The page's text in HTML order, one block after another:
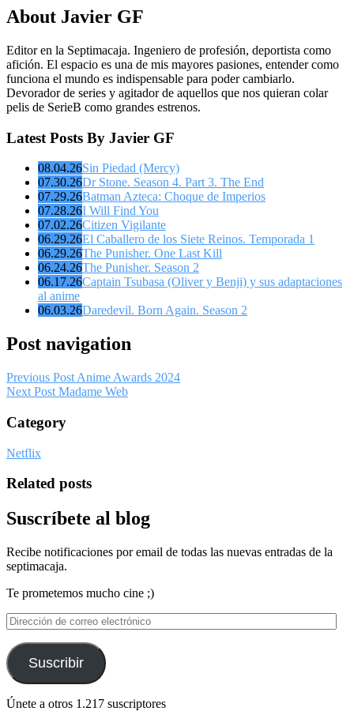
About Javier GF
Editor en la Septimacaja. Ingeniero de profesión, deportista como
afición. El espacio es una de mis mayores pasiones, entender como
funciona el mundo es indispensable para poder cambiarlo.
Devorador de series y agitador de aquellos que nos quieran colar
pelis de SerieB como grandes estrenos.
Latest Posts By Javier GF
08.04.26Sin Piedad (Mercy)
07.30.26Dr Stone. Season 4. Part 3. The End
07.29.26Batman Azteca: Choque de Imperios
07.28.26I Will Find You
07.02.26Citizen Vigilante
06.29.26El Caballero de los Siete Reinos. Temporada 1
06.29.26The Punisher. One Last Kill
06.24.26The Punisher. Season 2
06.17.26Captain Tsubasa (Oliver y Benji) y sus adaptaciones
al anime
06.03.26Daredevil. Born Again. Season 2
Post navigation
Previous Post Anime Awards 2024
Next Post Madame Web
Category
Netflix
Related posts
Suscríbete al blog
Recibe notificaciones por email de todas las nuevas entradas de la
septimacaja.
Te prometemos mucho cine ;)
Dirección
de
correo
electrónico
Suscribir
Únete a otros 1.217 suscriptores